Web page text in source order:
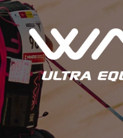
/ CORSA
/ VIAGGIO
/ NUOTO
SPORT